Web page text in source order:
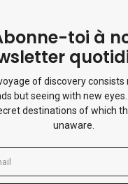
toi à
of discovery consists
but seeing with new
destinations of which
unaware.